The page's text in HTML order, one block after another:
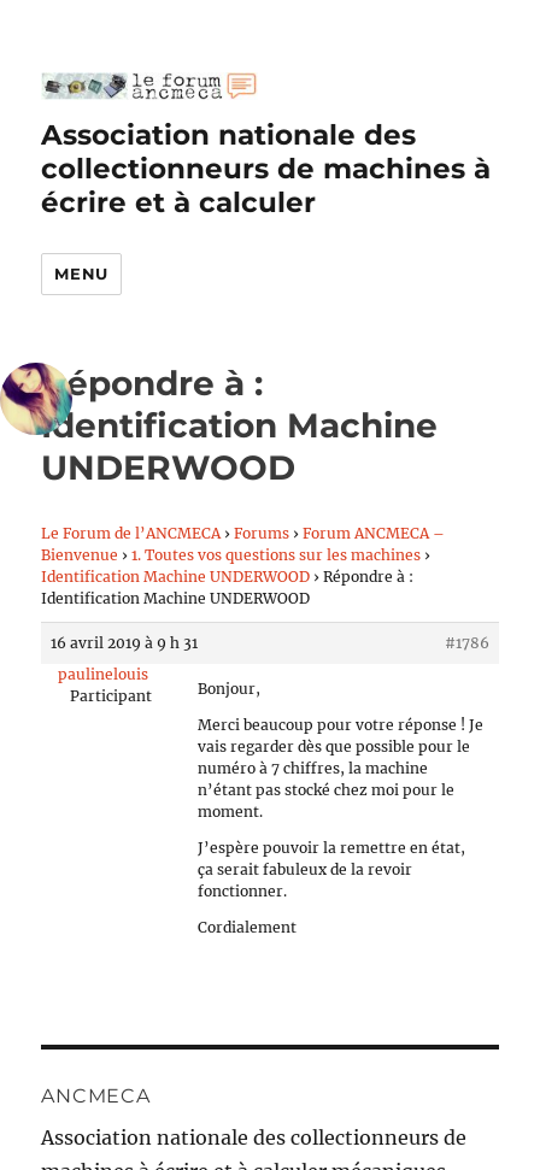
Association nationale des
collectionneurs de machines à
écrire et à calculer
MENU
Répondre à :
Identification Machine
UNDERWOOD
Le Forum de l’ANCMECA › Forums › Forum ANCMECA –
Bienvenue › 1. Toutes vos questions sur les machines ›
Identification Machine UNDERWOOD › Répondre à :
Identification Machine UNDERWOOD
16 avril 2019 à 9 h 31
#1786
paulinelouis
Participant
Bonjour,
Merci beaucoup pour votre réponse ! Je
vais regarder dès que possible pour le
numéro à 7 chiffres, la machine
n’étant pas stocké chez moi pour le
moment.
J’espère pouvoir la remettre en état,
ça serait fabuleux de la revoir
fonctionner.
Cordialement
ANCMECA
Association nationale des collectionneurs de